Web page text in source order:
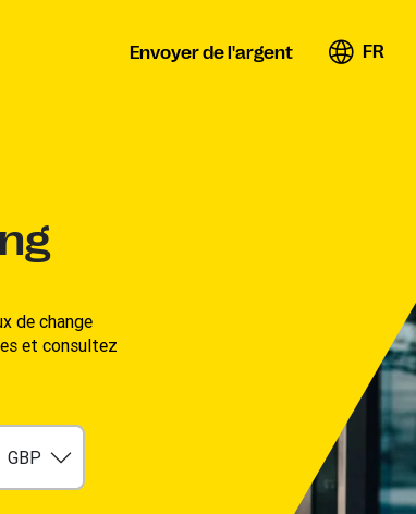
Envoyer de l'argent FR
de change
et consultez
GBP